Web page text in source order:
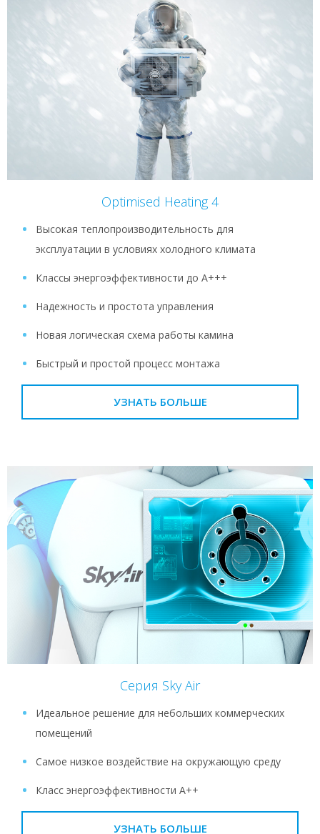
Optimised Heating 4
Высокая теплопроизводительность для
эксплуатации в условиях холодного климата
Классы энергоэффективности до A+++
Надежность и простота управления
Новая логическая схема работы камина
Быстрый и простой процесс монтажа
УЗНАТЬ БОЛЬШЕ
Серия Sky Air
Идеальное решение для небольших коммерческих
помещений
Самое низкое воздействие на окружающую среду
Класс энергоэффективности A++
УЗНАТЬ БОЛЬШЕ